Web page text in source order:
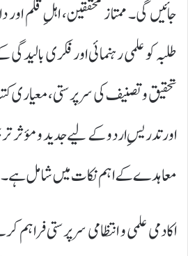
جائیں گی۔ ممتاز محققین، اہلِ قلم
طلبہ کو علمی رہنمائی اور فکری
تحقیق و تصنیف کی سرپرستی،
اور تدریسِ اردو کے لیے جدید و مؤثر
معاہدے کے اہم نکات میں شامل ہے۔
اکادمی علمی و انتظامی سرپرستی